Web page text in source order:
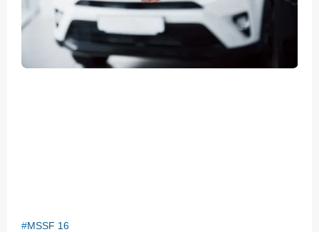
MSSF 16